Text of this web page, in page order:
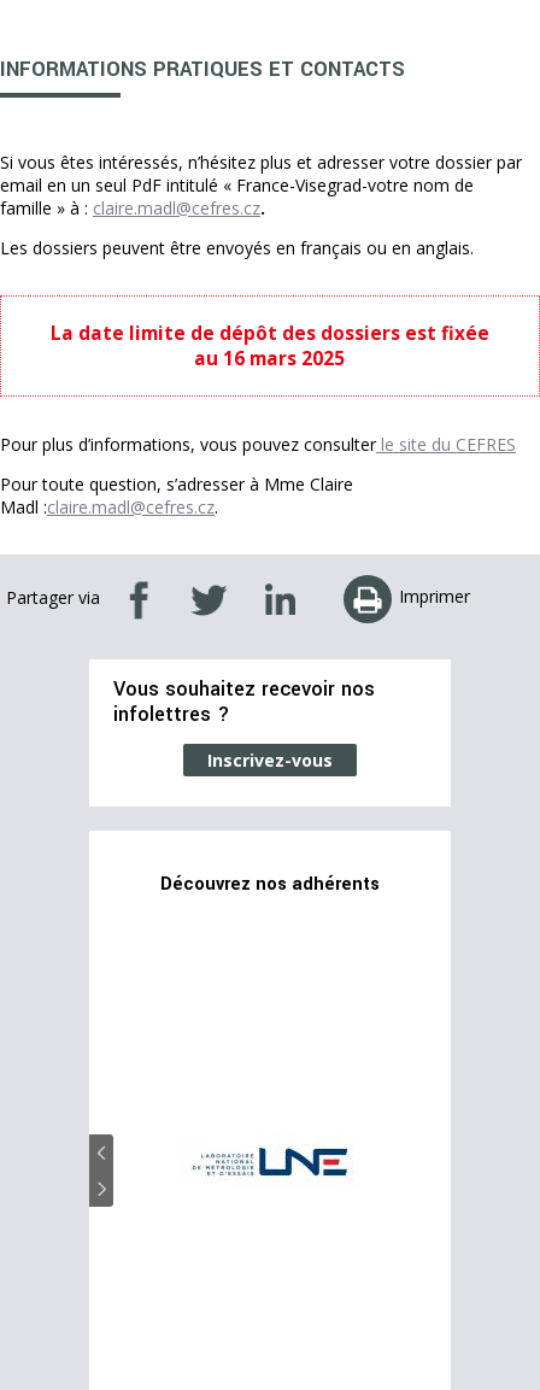
INFORMATIONS PRATIQUES ET CONTACTS
Si vous êtes intéressés, n’hésitez plus et adresser votre dossier par
email en un seul PdF intitulé « France-Visegrad-votre nom de
famille » à : claire.madl@cefres.cz.
Les dossiers peuvent être envoyés en français ou en anglais.
La date limite de dépôt des dossiers est fixée
au 16 mars 2025
Pour plus d’informations, vous pouvez consulterle site du CEFRES
Pour toute question, s’adresser à Mme Claire
Madl :claire.madl@cefres.cz.
Partager via Imprimer
Vous souhaitez recevoir nos
infolettres ?
Inscrivez-vous
Découvrez nos adhérents